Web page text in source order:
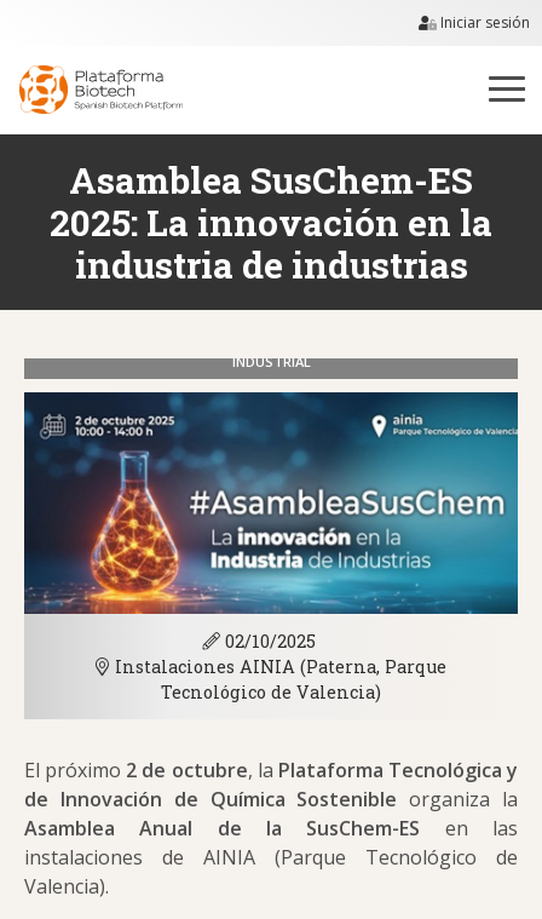
Iniciar sesión
Asamblea SusChem-ES
2025: La innovación en la
industria de industrias
INDUSTRIAL
02/10/2025
Instalaciones AINIA (Paterna, Parque
Tecnológico de Valencia)
El próximo 2 de octubre, la Plataforma Tecnológica y
de Innovación de Química Sostenible organiza la
Asamblea Anual de la SusChem-ES en las
instalaciones de AINIA (Parque Tecnológico de
Valencia).